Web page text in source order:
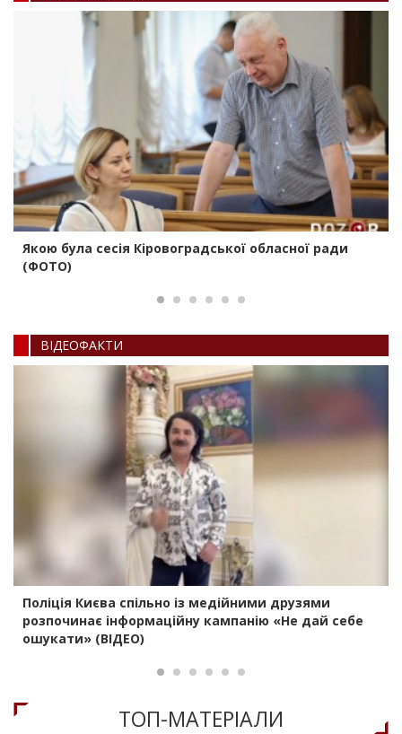
Якою була сесія Кіровоградської обласної ради
(ФОТО)
ВIДЕОФАКТИ
Поліція Києва спільно із медійними друзями
розпочинає інформаційну кампанію «Не дай себе
ошукати» (ВІДЕО)
ТОП-МАТЕРIАЛИ